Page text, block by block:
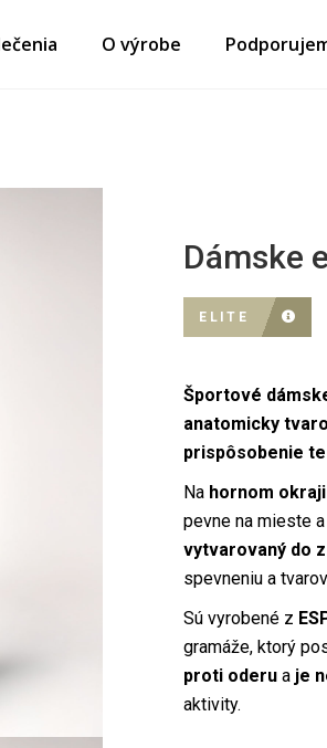
O výrobe
Dámske
ELITE
Športové
anatomicky
prispôsobenie
Na hornom
pevne na mieste
vytvarovaný do
spevneniu a
Sú vyrobené z
gramáže, ktorý
proti oderua je
aktivity.